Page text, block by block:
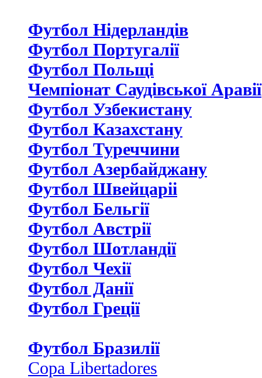
Футбол Нідерландiв
Футбол Португалії
Футбол Польщі
Чемпіонат Саудівської Аравії
Футбол Узбекистану
Футбол Казахстану
Футбол Туреччини
Футбол Азербайджану
Футбол Швейцаріі
Футбол Бельгії
Футбол Австрії
Футбол Шотландії
Футбол Чехії
Футбол Данії
Футбол Греції
Футбол Бразилії
Copa Libertadores